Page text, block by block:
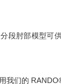
段肘部模型可
我们的